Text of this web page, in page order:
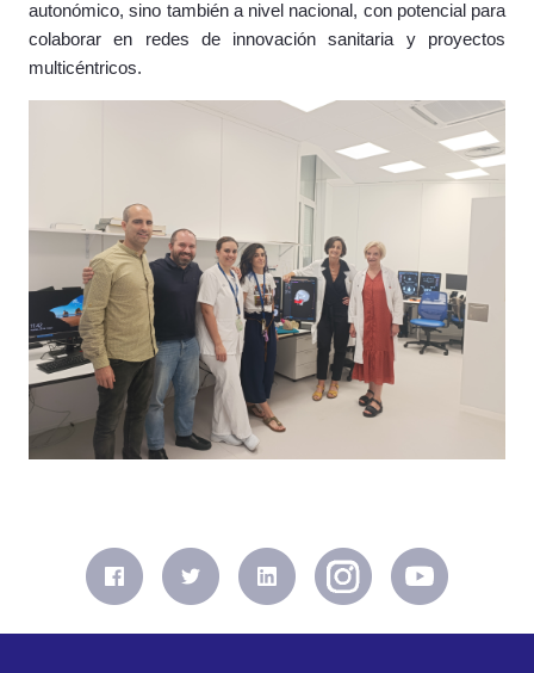
autonómico, sino también a nivel nacional, con potencial para
colaborar en redes de innovación sanitaria y proyectos
multicéntricos.